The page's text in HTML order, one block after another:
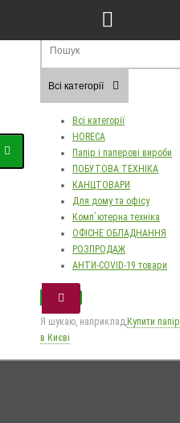
Закладки (0)
Всі категорії
Всі категорії
HORECA
Папір і паперові вироби
ПОБУТОВА ТЕХНІКА
КАНЦТОВАРИ
Для дому та офісу
Комп`ютерна техніка
ОФІСНЕ ОБЛАДНАННЯ
РОЗПРОДАЖ
АНТИ-COVID-19 товари
Я шукаю, наприклад,Купити папір
в Києві